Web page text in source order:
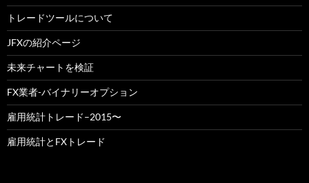
トレードツールについて
JFXの紹介ページ
未来チャートを検証
FX業者-バイナリーオプション
雇用統計トレード–2015〜
雇用統計とFXトレード